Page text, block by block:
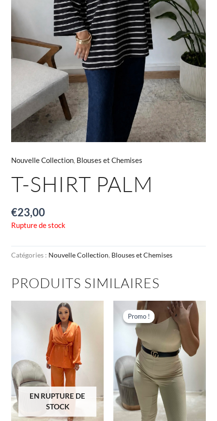
Nouvelle Collection, Blouses et Chemises
T-SHIRT PALM
€23,00
Rupture de stock
Catégories : Nouvelle Collection, Blouses et Chemises
PRODUITS SIMILAIRES
EN RUPTURE DE
STOCK
Promo !
Promo !
Le
prix
initial
était :
€25,00.
actuel
€15,00.